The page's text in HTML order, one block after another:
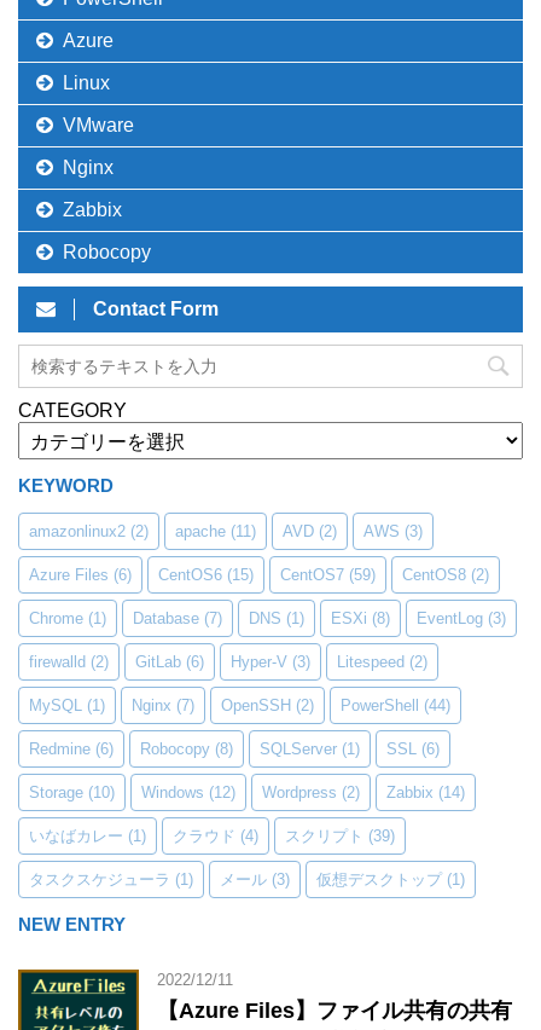
Azure
Linux
VMware
Nginx
Zabbix
Robocopy
Contact Form
CATEGORY
KEYWORD
amazonlinux2 (2) apache (11) AVD (2) AWS (3)
Azure Files (6) CentOS6 (15) CentOS7 (59) CentOS8 (2)
Chrome (1) Database (7) DNS (1) ESXi (8) EventLog (3)
firewalld (2) GitLab (6) Hyper-V (3) Litespeed (2)
MySQL (1) Nginx (7) OpenSSH (2) PowerShell (44)
Redmine (6) Robocopy (8) SQLServer (1) SSL (6)
Storage (10) Windows (12) Wordpress (2) Zabbix (14)
いなばカレー (1) クラウド (4) スクリプト (39)
タスクスケジューラ (1) メール (3) 仮想デスクトップ(1)
NEW ENTRY
2022/12/11
【Azure Files】ファイル共有の共有